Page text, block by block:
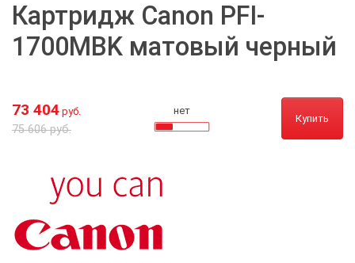
Картридж Canon PFI-
1700MBK матовый черный
73 404 руб.
75 606 руб.
нет
Купить